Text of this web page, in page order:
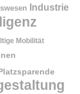
Industrie
Mobilität
Platzsparende